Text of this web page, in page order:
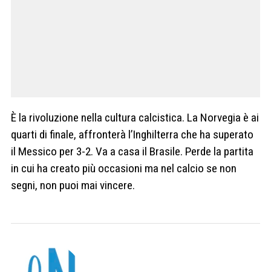
È la rivoluzione nella cultura calcistica. La Norvegia è ai
quarti di finale, affronterà l’Inghilterra che ha superato
il Messico per 3-2. Va a casa il Brasile. Perde la partita
in cui ha creato più occasioni ma nel calcio se non
segni, non puoi mai vincere.